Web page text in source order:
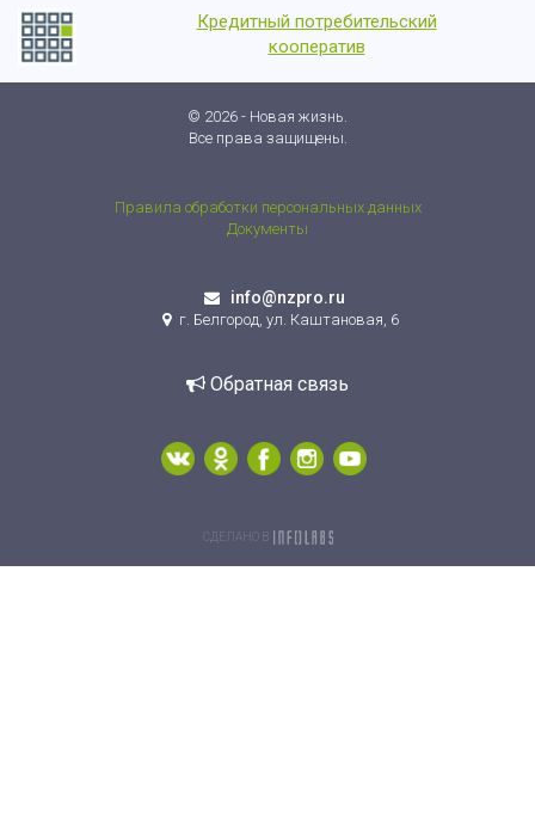
Кредитный потребительский
кооператив
© 2026 - Новая жизнь.
Все права защищены.
Правила обработки персональных данных
Документы
info@nzpro.ru
г. Белгород, ул. Каштановая, 6
Обратная связь
СДЕЛАНО В